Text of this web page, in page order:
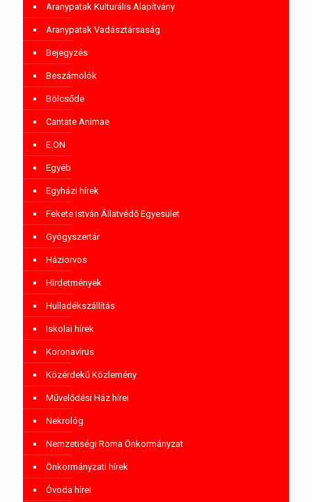
Aranypatak Kulturális Alapítvány
Aranypatak Vadásztársaság
Bejegyzés
Beszámolók
Bölcsőde
Cantate Animae
E.ON
Egyéb
Egyházi hírek
Fekete István Állatvédő Egyesület
Gyógyszertár
Háziorvos
Hirdetmények
Hulladékszállítás
Iskolai hírek
Koronavírus
Közérdekű Közlemény
Művelődési Ház hírei
Nekrológ
Nemzetiségi Roma Önkormányzat
Önkormányzati hírek
Óvoda hírei